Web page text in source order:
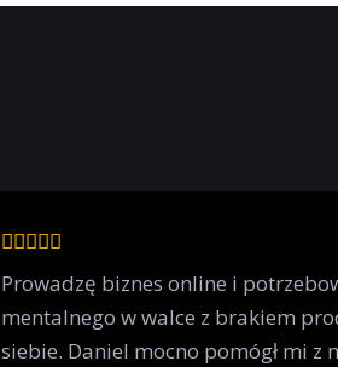
Prowadzę biznes online i
mentalnego w walce z brakiem
siebie. Daniel mocno pomógł mi z